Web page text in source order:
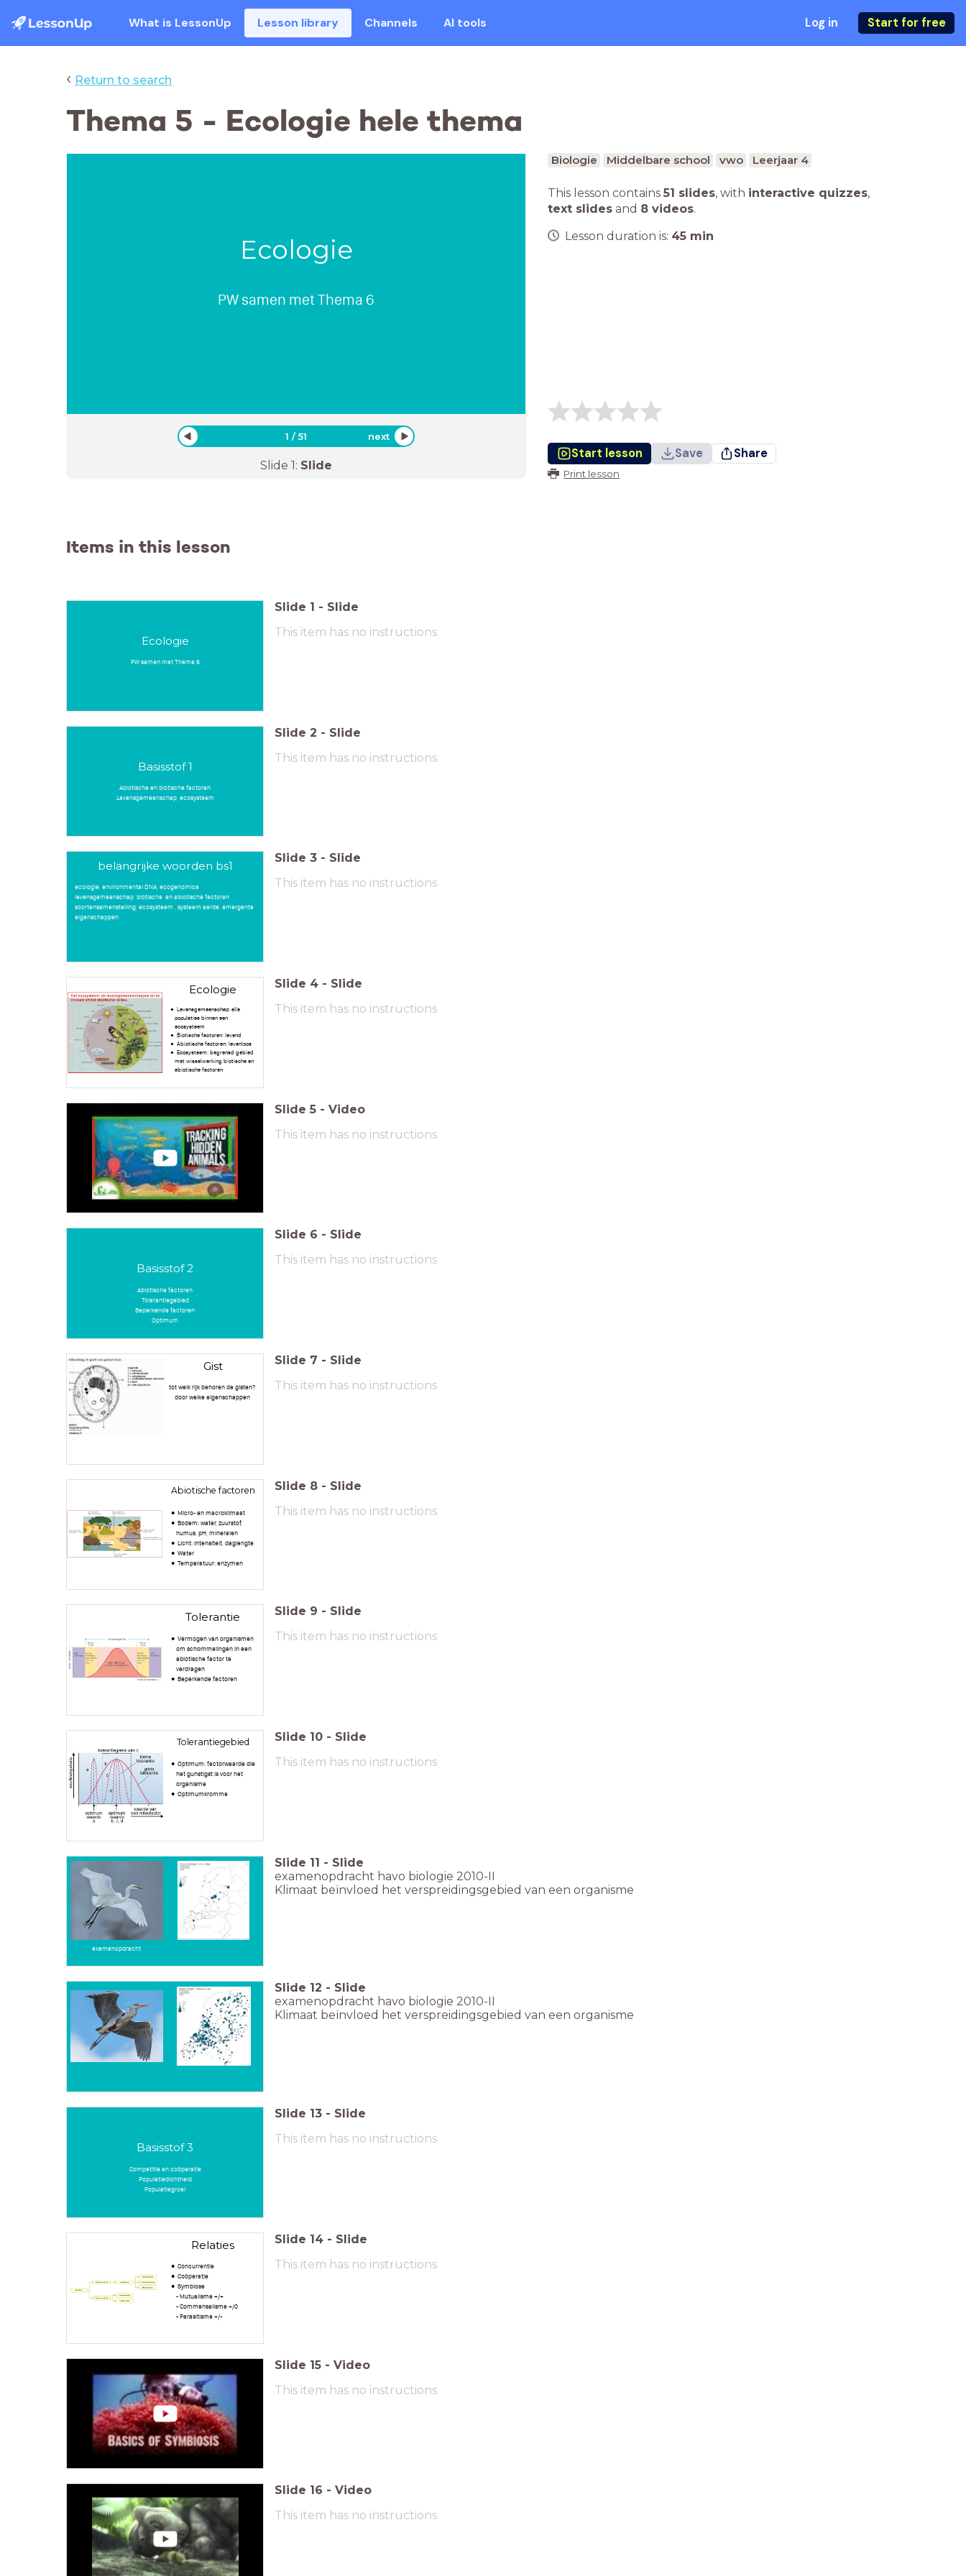
What is LessonUp Lesson library Channels AI tools Log in Start for free
‹ Return to search
Thema 5 - Ecologie hele thema
Ecologie
PW samen met Thema 6
1 /51 next
Slide 1: Slide
Biologie Middelbare school vwo Leerjaar 4
This lesson contains 51 slides, with interactive quizzes,
text slides and 8 videos.
Lesson duration is: 45 min
Start lesson Save Share
Print lesson
Items in this lesson
Ecologie
PW samen met Thema 6
Slide 1 - Slide
This item has no instructions
Basisstof 1
Abiotische en biotische factoren
Levensgemeenschap, ecosysteem
Slide 2 - Slide
This item has no instructions
belangrijke woorden bs1
ecologie, environmental DNA, ecogenomica
levensgemeenschap, biotische en abiotische factoren
soortensamenstelling, ecosysteem , systeem aarde, emergente
eigenschappen
Slide 3 - Slide
This item has no instructions
Ecologie
Levensgemeenschap: alle
populaties binnen een
ecosysteem
Biotische factoren: levend
Abiotische factoren: levenloos
Ecosysteem: begrensd gebied
met wisselwerking biotische en
abiotische factoren
Slide 4 - Slide
This item has no instructions
Slide 5 - Video
This item has no instructions
Basisstof 2
Abiotische factoren
Tolerantiegebied
Beperkende factoren
Optimum
Slide 6 - Slide
This item has no instructions
Gist
tot welk rijk behoren de gisten?
door welke eigenschappen
Slide 7 - Slide
This item has no instructions
Abiotische factoren
Micro- en macroklimaat
Bodem: water, zuurstof,
humus, pH, mineralen
Licht: intensiteit, daglengte
Water
Temperatuur: enzymen
Slide 8 - Slide
This item has no instructions
Tolerantie
Vermogen van organismen
om schommelingen in een
abiotische factor te
verdragen
Beperkende factoren
Slide 9 - Slide
This item has no instructions
Tolerantiegebied
Optimum: factorwaarde die
het gunstigst is voor het
organisme
Optimumkromme
Slide 10 - Slide
This item has no instructions
examenopdracht
Slide 11 - Slide
examenopdracht havo biologie 2010-II
Klimaat beïnvloed het verspreidingsgebied van een organisme
Slide 12 - Slide
examenopdracht havo biologie 2010-II
Klimaat beïnvloed het verspreidingsgebied van een organisme
Basisstof 3
Competitie en coöperatie
Populatiedichtheid
Populatiegroei
Slide 13 - Slide
This item has no instructions
Relaties
Concurrentie
Coöperatie
Symbiose
- Mutualisme +/+
- Commensalisme +/0
- Parasitisme +/-
Slide 14 - Slide
This item has no instructions
Slide 15 - Video
This item has no instructions
Slide 16 - Video
This item has no instructions